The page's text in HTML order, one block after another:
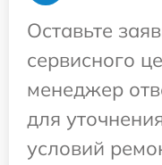
Оставьте
сервисного
менеджер
для
условий